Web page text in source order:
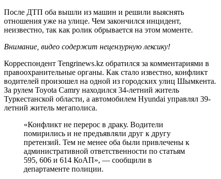
После ДТП оба вышли из машин и решили выяснять
отношения уже на улице. Чем закончился инцидент,
неизвестно, так как ролик обрывается на этом моменте.
Внимание, видео содержит нецензурную лексику!
Корреспондент Tengrinews.kz обратился за комментариями в
правоохранительные органы. Как стало известно, конфликт
водителей произошел на одной из городских улиц Шымкента.
За рулем Toyota Camry находился 34-летний житель
Туркестанской области, а автомобилем Hyundai управлял 39-
летний житель мегаполиса.
«Конфликт не перерос в драку. Водители
помирились и не предъявляли друг к другу
претензий. Тем не менее оба были привлечены к
административной ответственности по статьям
595, 606 и 614 КоАП», — сообщили в
департаменте полиции.